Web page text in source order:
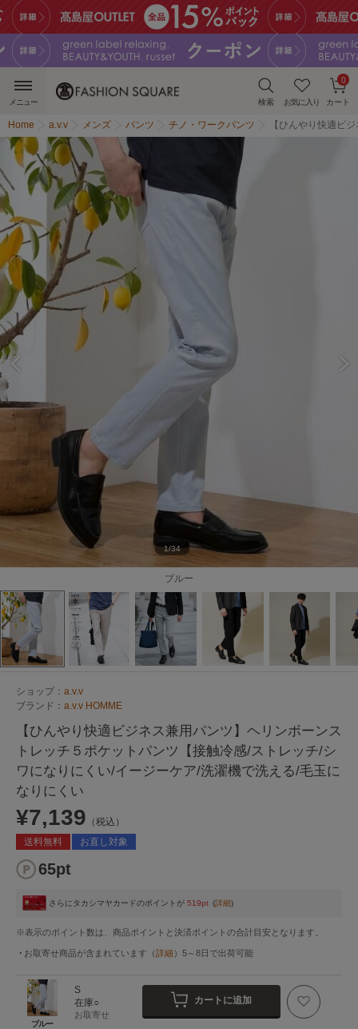
検索 お気に入り カート
0
メニュー
Home a.v.v メンズ パンツ チノ・ワークパンツ 【ひんやり快適ビ
ブルー
1/34
ショップ： a.v.v
ブランド： a.v.v HOMME
【ひんやり快適ビジネス兼用パンツ】ヘリンボーンス
トレッチ５ポケットパンツ【接触冷感/ストレッチ/シ
ワになりにくい/イージーケア/洗濯機で洗える/毛玉に
なりにくい
¥7,139 （税込）
送料無料
お直し対象
65pt
さらにタカシマヤカードのポイントが 519pt (詳細)
※表示のポイント数は、商品ポイントと決済ポイントの合計目安となります。
お取寄せ商品が含まれています （詳細 ） 5～8日 で出荷可能
ブルー
S
在庫○
お取寄せ
カートに追加